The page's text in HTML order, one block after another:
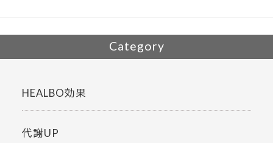
Category
HEALBO効果
代謝UP